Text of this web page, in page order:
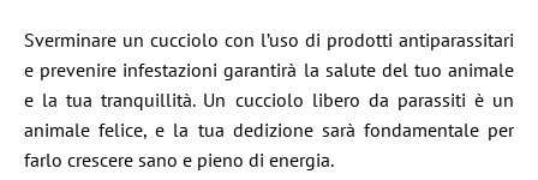
Sverminare un cucciolo con l’uso di prodotti antiparassitari
e prevenire infestazioni garantirà la salute del tuo animale
e la tua tranquillità. Un cucciolo libero da parassiti è un
animale felice, e la tua dedizione sarà fondamentale per
farlo crescere sano e pieno di energia.